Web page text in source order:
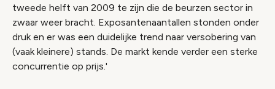
tweede helft van 2009 te zijn die de beurzen sector in
zwaar weer bracht. Exposantenaantallen stonden onder
druk en er was een duidelijke trend naar versobering van
(vaak kleinere) stands. De markt kende verder een sterke
concurrentie op prijs.'